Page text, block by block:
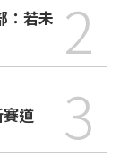
：若未 2
道 3